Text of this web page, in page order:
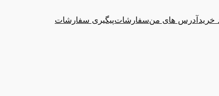
خرید آدرس های منسفارشاتپیگیری سفارشات